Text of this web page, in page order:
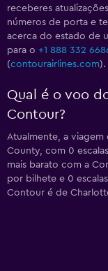
receberes
números de porta e
acerca do estado de
para o +1 888 332
(contourairlines.com).
Qual é o voo
Contour?
Atualmente, a viagem
County, com 0
mais barato com a
por bilhete e 0
Contour é de